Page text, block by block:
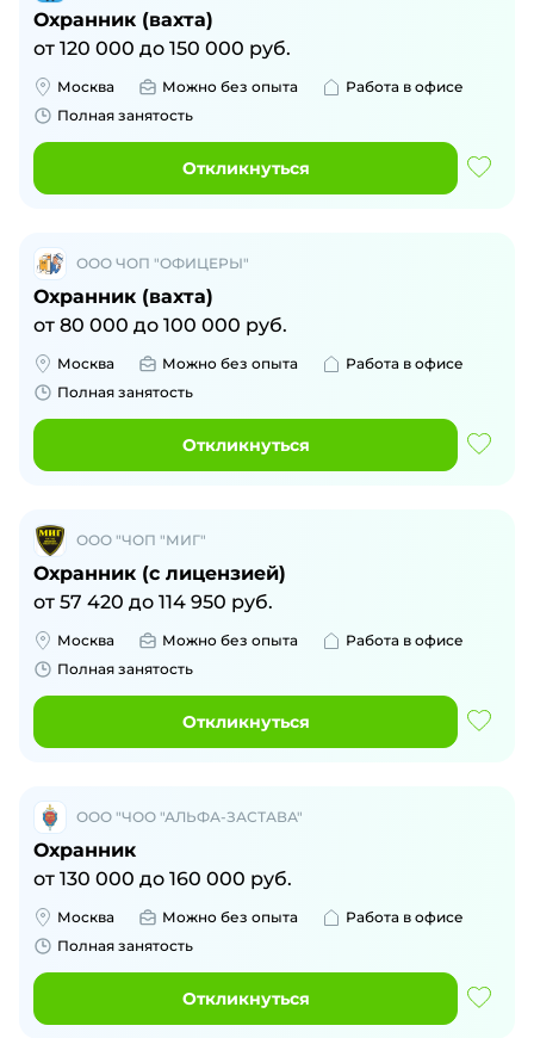
Охранник (вахта)
от 120 000 до 150 000 руб.
Москва Можно без опыта
Работа в офисе
Полная занятость
Откликнуться
ООО ЧОП "ОФИЦЕРЫ"
Охранник (вахта)
от 80 000 до 100 000 руб.
Москва Можно без опыта
Работа в офисе
Полная занятость
Откликнуться
ООО "ЧОП "МИГ"
Охранник (с лицензией)
от 57 420 до 114 950 руб.
Москва Можно без опыта
Работа в офисе
Полная занятость
Откликнуться
ООО "ЧОО "АЛЬФА-ЗАСТАВА"
Охранник
от 130 000 до 160 000 руб.
Москва Можно без опыта
Работа в офисе
Полная занятость
Откликнуться